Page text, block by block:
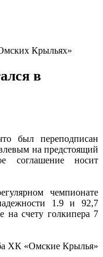
Крыльях»
в
был переподписан
на предстоящий
соглашение носит
чемпионате
1.9 и 92,7
на счету голкипера 7
ХК «Омские Крылья»